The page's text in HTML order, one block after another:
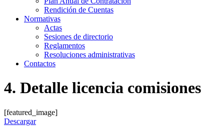
Rendición de Cuentas
Normativas
Actas
Sesiones de directorio
Reglamentos
Resoluciones administrativas
Contactos
4. Detalle licencia comisiones
[featured_image]
Descargar